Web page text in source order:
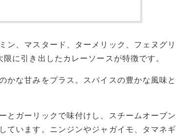
、マスタード、ターメリック、フェヌグリ
に引き出したカレーソースが特徴です。
かな甘みをプラス。スパイスの豊かな風味と
とガーリックで味付けし、スチームオーブン
ています。ニンジンやジャガイモ、タマネギ